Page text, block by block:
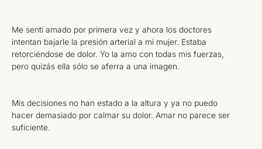
Me sentí amado por primera vez y ahora los doctores
intentan bajarle la presión arterial a mi mujer. Estaba
retorciéndose de dolor. Yo la amo con todas mis fuerzas,
pero quizás ella sólo se aferra a una imagen.
Mis decisiones no han estado a la altura y ya no puedo
hacer demasiado por calmar su dolor. Amar no parece ser
suficiente.